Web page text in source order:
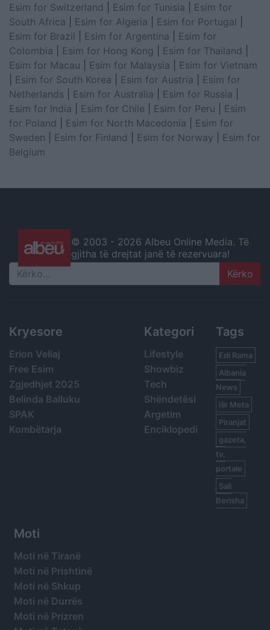
Esim for Switzerland
Esim for Tunisia
Esim for
South Africa
Esim for Algeria Esim for Portugal
Esim for Brazil
Esim for Argentina
Esim for
Colombia
Esim for Hong Kong Esim for Thailand
Esim for Macau
Esim for Malaysia
Esim for Vietnam
Esim for South Korea Esim for Austria
Esim for
Netherlands
Esim for Australia Esim for Russia
Esim for India
Esim for Chile Esim for Peru
Esim
for Poland
Esim for North Macedonia
Esim for
Sweden
Esim for Finland Esim for Norway
Esim for
Belgium
© 2003 - 2026 Albeu Online Media. Të
gjitha të drejtat janë të rezervuara!
Search
Kryesore
Erion Veliaj
Free Esim
Zgjedhjet 2025
Belinda Balluku
SPAK
Kombëtarja
Kategori
Lifestyle
Showbiz
Tech
Shëndetësi
Argetim
Enciklopedi
Tags
Edi Rama
Albania
News
Ilir Meta
Piranjat
gazeta,
tv,
portale
Sali
Berisha
Moti
Moti në Tiranë
Moti në Prishtinë
Moti në Shkup
Moti në Durrës
Moti në Prizren